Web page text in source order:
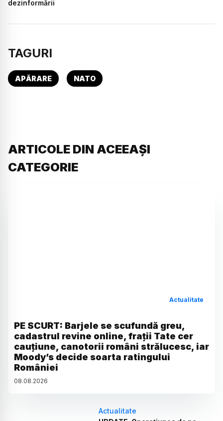
dezinformării
TAGURI
APĂRARE NATO
ARTICOLE DIN ACEEAȘI
CATEGORIE
Actualitate
PE SCURT: Barjele se scufundă greu,
cadastrul revine online, frații Tate cer
cauțiune, canotorii români strălucesc, iar
Moody’s decide soarta ratingului
României
08.08.2026
Actualitate